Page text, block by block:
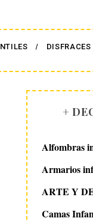
+
Alfombras
Armarios
ARTE Y
Camas